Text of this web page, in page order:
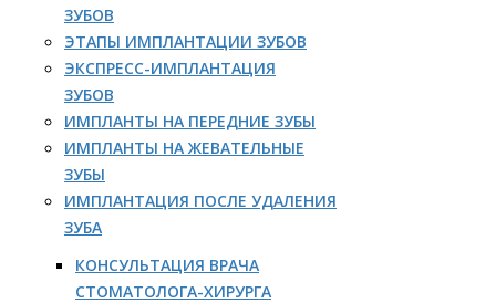
ЗУБОВ
ЭТАПЫ ИМПЛАНТАЦИИ ЗУБОВ
ЭКСПРЕСС-ИМПЛАНТАЦИЯ
ЗУБОВ
ИМПЛАНТЫ НА ПЕРЕДНИЕ ЗУБЫ
ИМПЛАНТЫ НА ЖЕВАТЕЛЬНЫЕ
ЗУБЫ
ИМПЛАНТАЦИЯ ПОСЛЕ УДАЛЕНИЯ
ЗУБА
КОНСУЛЬТАЦИЯ ВРАЧА
СТОМАТОЛОГА-ХИРУРГА